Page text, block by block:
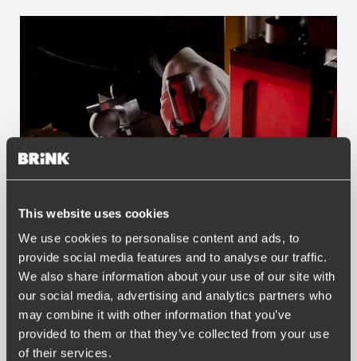
This website uses cookies
We use cookies to personalise content and ads, to
provide social media features and to analyse our traffic.
We also share information about your use of our site with
our social media, advertising and analytics partners who
may combine it with other information that you’ve
provided to them or that they’ve collected from your use
of their services.
Voordelen van Brink
Grootste assortiment trekhaken van Nederland
Trekhaak speciaal afgestemd op uw automerk en model
Veilige, gecertificeerde trekhaken
Montage bij u in de buurt
Diverse trekhaakopties; vaste, wegneembare en
wegdraaibare trekhaken